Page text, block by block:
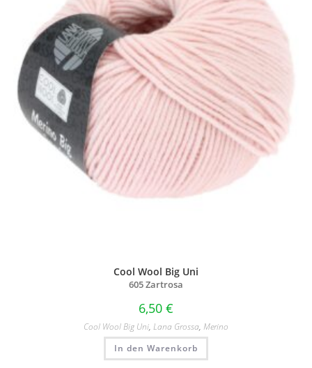
Cool Wool Big Uni
605 Zartrosa
6,50 €
Cool Wool Big Uni, Lana Grossa, Merino
In den Warenkorb